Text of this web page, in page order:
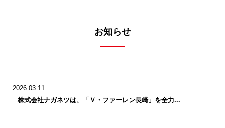
お知らせ
2026.03.11
株式会社ナガネツは、「Ｖ・ファーレン長崎」を全力...